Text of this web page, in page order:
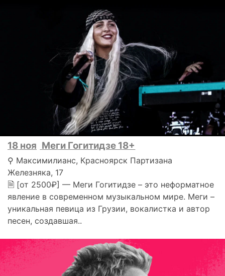
18 ноя Меги Гогитидзе 18+
⚲ Максимилианс, Красноярск ​Партизана
Железняка, 17
🗎 [от 2500₽] — Меги Гогитидзе – это неформатное
явление в современном музыкальном мире. Меги –
уникальная певица из Грузии, вокалистка и автор
песен, создавшая..